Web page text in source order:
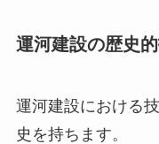
運河建設の歴史
運河建設における
史を持ちます。